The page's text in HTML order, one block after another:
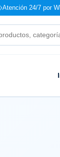
Atención 24/7 por